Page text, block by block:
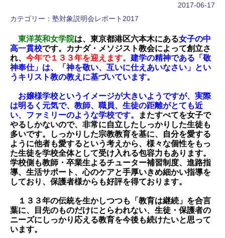
2017-06-17
カテゴリー： 塾対象説明会レポート2017
東洋英和女学院は、東京都港区六本木にある女子の中
高一貫校です。カナダ・メソジスト教会によって創立さ
れ、 今年で１ ３３年を迎えます。 建学の精神である「敬
神奉仕」は、「神を敬い、互いに仕えあいなさい」とい
うキリスト教の教えに基づいています。
お嬢様学校というイメージが大きいようですが、実際
は明るく元気で、教師、職員、生徒の距離がとても近
い、ファミリーのような学校です。
またすべてを女子で
やるしかないので、非常に自立したしっかりした生徒も
多いです。しっかりした宗教教育を基に、自分を愛する
ように他者も愛するという考えから、様々な個性をもっ
た生徒を学校全体として受け入れる包容力 もあります。
学校側も教師・卒業生よるチューター補習制度、進路指
導、生活サポート、心のケアと手厚いきめ細かい指導を
しており、保護者様からも好評を得ております。
１３３年の伝統を生かしつつも「教育は継続」を合言
葉に、目先のものだけにとらわれない、生徒・保護者の
ニーズにしっかり応える教育を今後も続けたいと思って
います。